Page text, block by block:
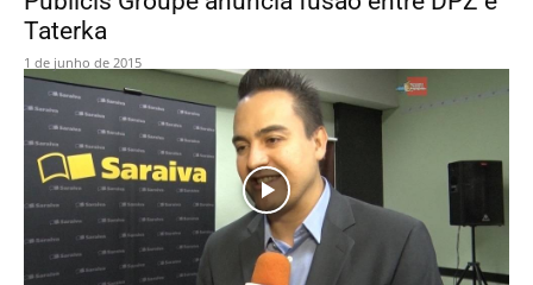
Taterka
1 de junho de 2015